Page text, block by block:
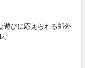
遊びに応えられる郊外